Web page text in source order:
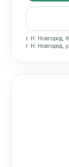
г. Н. Новгород,
г. Н. Новгород,